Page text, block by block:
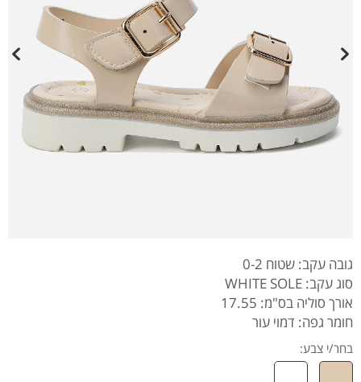
גובה עקב: שטוח 0-2
סוג עקב: WHITE SOLE
אורך סוליה בס"מ: 17.55
חומר גפה: דמוי עור
בחר/י צבע: